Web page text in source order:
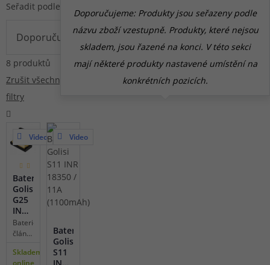
Seřadit podle
Doporučujeme: Produkty jsou seřazeny podle
názvu zboží vzestupně. Produkty, které nejsou
skladem, jsou řazené na konci. V této sekci
mají některé produkty nastavené umístění na
konkrétních pozicích.
8 produktů
Zrušit všechny
filtry
Video
(1)
Baterie
Golisi
G25
INR
18650
/ 20A
(2500mAh)
(2ks
Bateriový
článek
18650,
Skladem
online
Video
Baterie
Golisi
S11